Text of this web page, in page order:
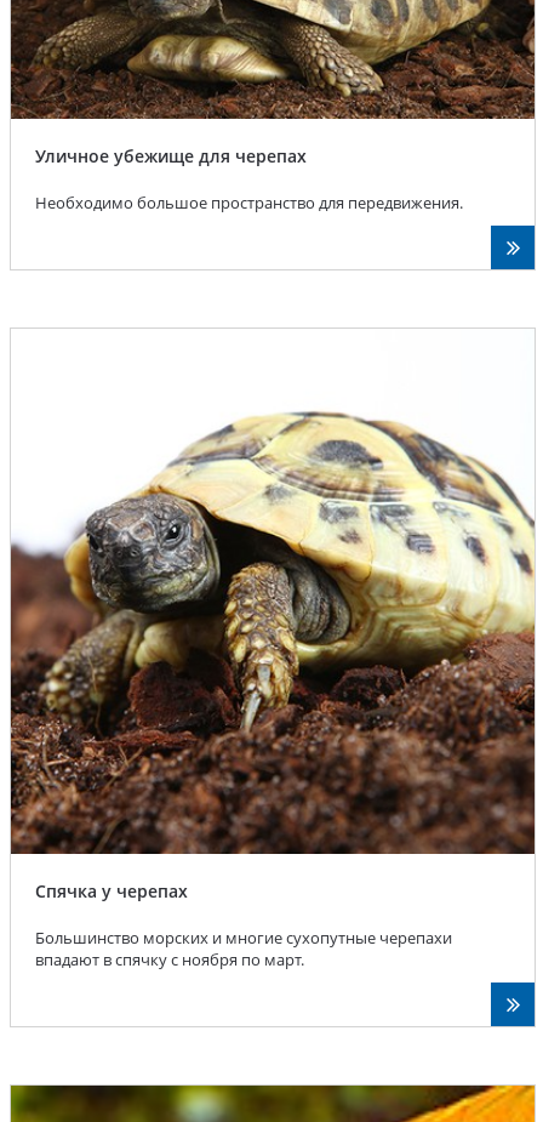
Уличное убежище для черепах
Необходимо большое пространство для передвижения.
Спячка у черепах
Большинство морских и многие сухопутные черепахи
впадают в спячку с ноября по март.